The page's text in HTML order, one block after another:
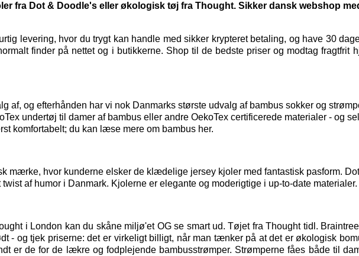
fra Dot & Doodle's eller økologisk tøj fra Thought. Sikker dansk webshop
levering, hvor du trygt kan handle med sikker krypteret betaling, og have 30
finder på nettet og i butikkerne. Shop til de bedste priser og modtag fragtfrit
af, og efterhånden har vi nok Danmarks største udvalg af bambus sokker og
undertøj til damer af bambus eller andre OekoTex certificerede materialer - og
komfortabelt; du kan læse mere om bambus her.
mærke, hvor kunderne elsker de klædelige jersey kjoler med fantastisk pasform.
af humor i Danmark. Kjolerne er elegante og moderigtige i up-to-date materialer.
i London kan du skåne miljø'et OG se smart ud. Tøjet fra Thought tidl.
- og tjek priserne: det er virkeligt billigt, når man tænker på at det er økologisk
er de for de lækre og fodplejende bambusstrømper. Strømperne fåes både til